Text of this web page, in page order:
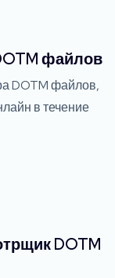
файлов
DOTM файлов,
в течение
DOTM